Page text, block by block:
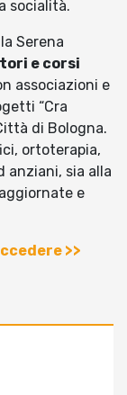
socialità.
Serena
e corsi
associazioni e
“Cra
di Bologna.
ortoterapia,
anziani, sia alla
e
>>